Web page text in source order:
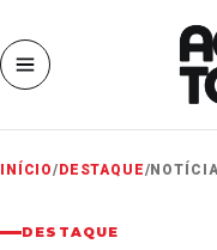
INÍCIO/ DESTAQUE/ NOTÍCIA
DESTAQUE